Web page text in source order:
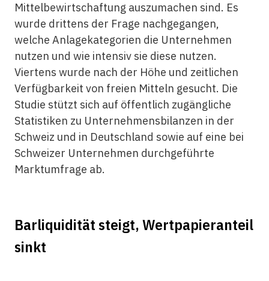
Mittelbewirtschaftung auszumachen sind. Es
wurde drittens der Frage nachgegangen,
welche Anlagekategorien die Unternehmen
nutzen und wie intensiv sie diese nutzen.
Viertens wurde nach der Höhe und zeitlichen
Verfügbarkeit von freien Mitteln gesucht. Die
Studie stützt sich auf öffentlich zugängliche
Statistiken zu Unternehmensbilanzen in der
Schweiz und in Deutschland sowie auf eine bei
Schweizer Unternehmen durchgeführte
Marktumfrage ab.
Barliquidität steigt, Wertpapieranteil
sinkt